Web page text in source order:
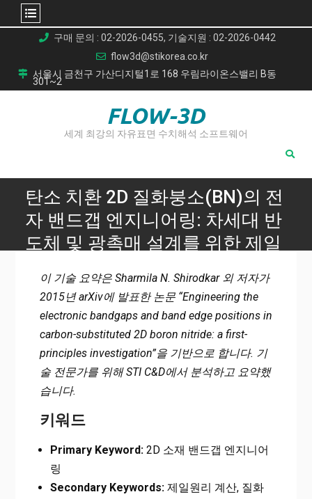
content
구매 문의 : 02-2026-0455, 기술지원 : 02-2026-0442
flow3d@stikorea.co.kr
서울시 금천구 가산디지털1로 168 우림라이온스밸리 B동
301~2
FLOW-3D
세계 최강의 자유표면 수치해석 소프트웨어
탄소 치환 2D 질화붕소(BN)의 전
자 밴드갭 엔지니어링: 차세대 반
도체 및 광촉매 설계를 위한 제일
Home
대 반도체 및 광촉매 설계를 위한 제일원리 연구
이 기술 요약은 Sharmila N. Shirodkar 외 저자가
2015년 arXiv에 발표한 논문 “Engineering the
electronic bandgaps and band edge positions in
carbon-substituted 2D boron nitride: a first-
principles investigation”을 기반으로 합니다. 기
술 전문가를 위해 STI C&D에서 분석하고 요약했
습니다.
키워드
Primary Keyword:2D 소재 밴드갭 엔지니어
링
Secondary Keywords:제일원리 계산, 질화